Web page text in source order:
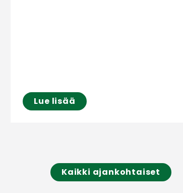
Lue lisää
Kaikki ajankohtaiset